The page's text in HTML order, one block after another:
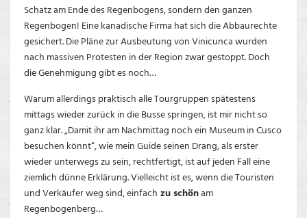
Schatz am Ende des Regenbogens, sondern den ganzen
Regenbogen! Eine kanadische Firma hat sich die Abbaurechte
gesichert. Die Pläne zur Ausbeutung von Vinicunca wurden
nach massiven Protesten in der Region zwar gestoppt. Doch
die Genehmigung gibt es noch…
Warum allerdings praktisch alle Tourgruppen spätestens
mittags wieder zurück in die Busse springen, ist mir nicht so
ganz klar. „Damit ihr am Nachmittag noch ein Museum in Cusco
besuchen könnt“, wie mein Guide seinen Drang, als erster
wieder unterwegs zu sein, rechtfertigt, ist auf jeden Fall eine
ziemlich dünne Erklärung. Vielleicht ist es, wenn die Touristen
und Verkäufer weg sind, einfach zu schönam
Regenbogenberg…